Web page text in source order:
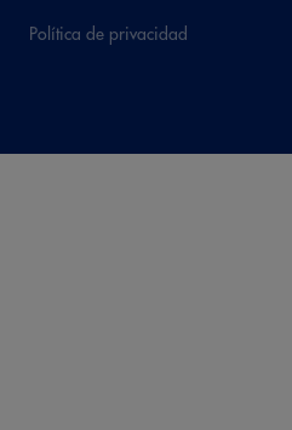
Política de privacidad